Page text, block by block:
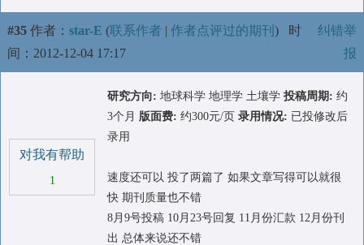
#35 作者： star-E (联系作者 | 作者点评过的期刊 ) 时
间：2012-12-04 17:17
纠错举
报
对我有帮助
1
研究方向: 地球科学 地理学 土壤学 投稿周期: 约
3个月 版面费: 约300元/页 录用情况: 已投修改后
录用
速度还可以 投了两篇了 如果文章写得可以就很
快 期刊质量也不错
8月9号投稿 10月23号回复 11月份汇款 12月份刊
出 总体来说还不错